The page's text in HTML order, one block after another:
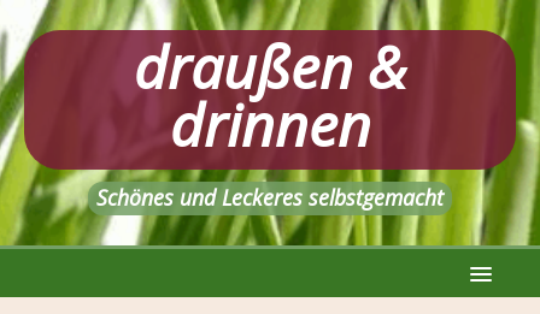
draußen &
drinnen
Schönes und Leckeres selbstgemacht